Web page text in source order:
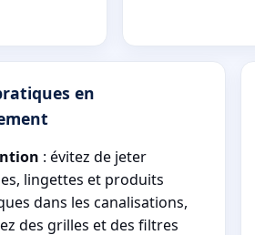
en
: évitez de jeter
lingettes et produits
dans les canalisations,
des grilles et des filtres